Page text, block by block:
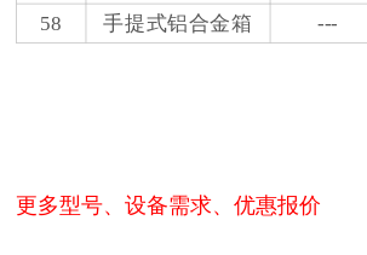
58 手提式铝合金箱 ---
更多型号、设备需求、优惠报价